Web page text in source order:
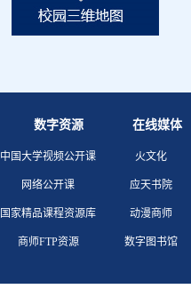
数字资源 在线媒体
中国大学视频公开课
网络公开课
国家精品课程资源库
商师FTP资源
火文化
应天书院
动漫商师
数字图书馆